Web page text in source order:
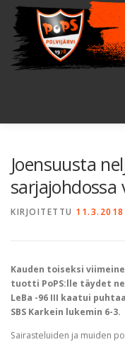
Siirry
sisältöön
Joensuusta
sarjajohdossa
KIRJOITETTU 11.3.2018
Kauden toiseksi
tuotti PoPS:lle täydet
LeBa -96 III kaatui
SBS Karkein lukemin 6-3.
Sairasteluiden ja muiden